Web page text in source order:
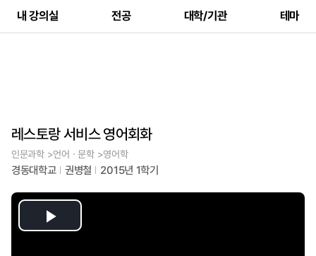
내 강의실 전공 대학/기관 테마
레스토랑 서비스 영어회화
인문과학 >언어ㆍ문학 >영어학
경동대학교 권병철 2015년 1학기
Play